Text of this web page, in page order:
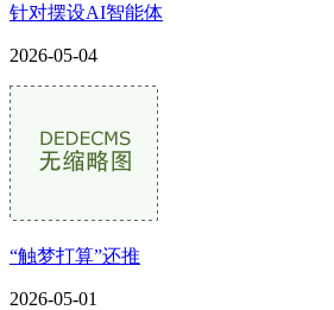
针对摆设AI智能体
2026-05-04
“触梦打算”还推
2026-05-01